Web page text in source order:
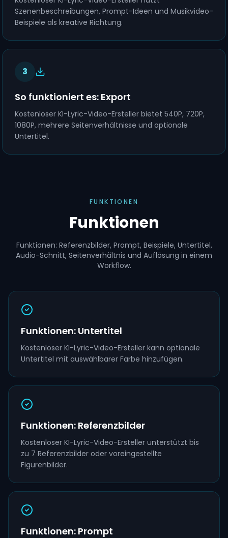
Szenenbeschreibungen, Prompt-Ideen und Musikvideo-
Beispiele als kreative Richtung.
3
So funktioniert es: Export
Kostenloser KI-Lyric-Video-Ersteller bietet 540P, 720P,
1080P, mehrere Seitenverhältnisse und optionale
Untertitel.
FUNKTIONEN
Funktionen
Funktionen: Referenzbilder, Prompt, Beispiele, Untertitel,
Audio-Schnitt, Seitenverhältnis und Auflösung in einem
Workflow.
Funktionen: Untertitel
Kostenloser KI-Lyric-Video-Ersteller kann optionale
Untertitel mit auswählbarer Farbe hinzufügen.
Funktionen: Referenzbilder
Kostenloser KI-Lyric-Video-Ersteller unterstützt bis
zu 7 Referenzbilder oder voreingestellte
Figurenbilder.
Funktionen: Prompt